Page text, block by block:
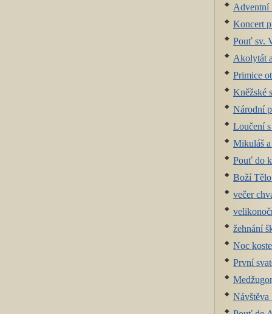
Adventní
Koncert
Pouť sv.
Akolytát
Primice
Kněžské
Národní
Loučení s
Mikuláš
Pouť do
Boží
večer
žehnání
Noc
První
Návštěva